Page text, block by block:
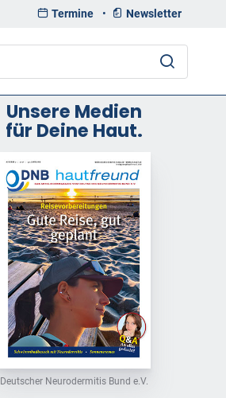
Termine • Newsletter
Unsere Medien
für Deine Haut.
Deutscher Neurodermitis Bund e.V.